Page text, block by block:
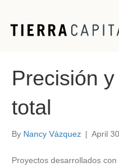
Precisión
total
By Nancy Vázquez | April
Proyectos desarrollados